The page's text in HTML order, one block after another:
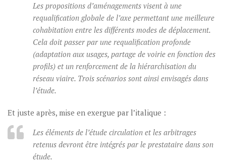
Les propositions d’aménagements visent à une
requalification globale de l’axe permettant une meilleure
cohabitation entre les différents modes de déplacement.
Cela doit passer par une requalification profonde
(adaptation aux usages, partage de voirie en fonction des
profils) et un renforcement de la hiérarchisation du
réseau viaire. Trois scénarios sont ainsi envisagés dans
l’étude.
Et juste après, mise en exergue par l’italique :
Les éléments de l’étude circulation et les arbitrages
retenus devront être intégrés par le prestataire dans son
étude.